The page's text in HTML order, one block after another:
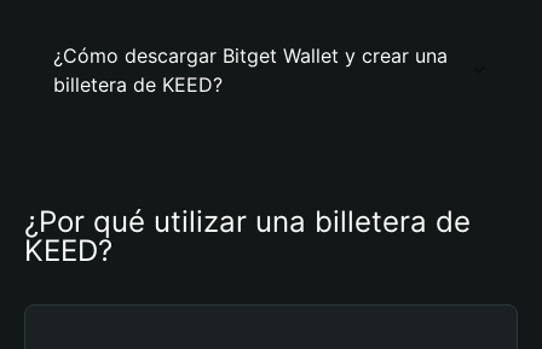
¿Cómo descargar Bitget Wallet y crear una
billetera de KEED?
¿Por qué utilizar una billetera de
KEED?